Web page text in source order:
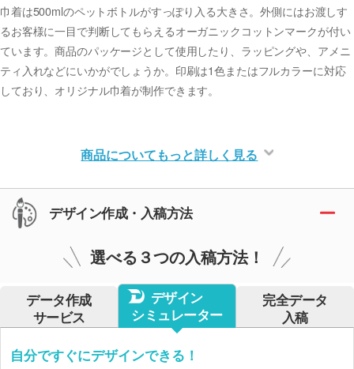
巾着は500mlのペットボトルがすっぽり入る大きさ。外側にはお渡しす
るお客様に一目で判断してもらえるオーガニックコットンマークが付い
ています。商品のパッケージとして使用したり、ラッピングや、アメニ
ティ入れなどにいかがでしょうか。印刷は1色またはフルカラーに対応
しており、オリジナル巾着が制作できます。
商品についてもっと詳しく見る
デザイン作成・入稿方法
選べる３つの入稿方法！
データ作成
サービス
デザイン
シミュレーター
完全データ
入稿
自分ですぐにデザインできる！